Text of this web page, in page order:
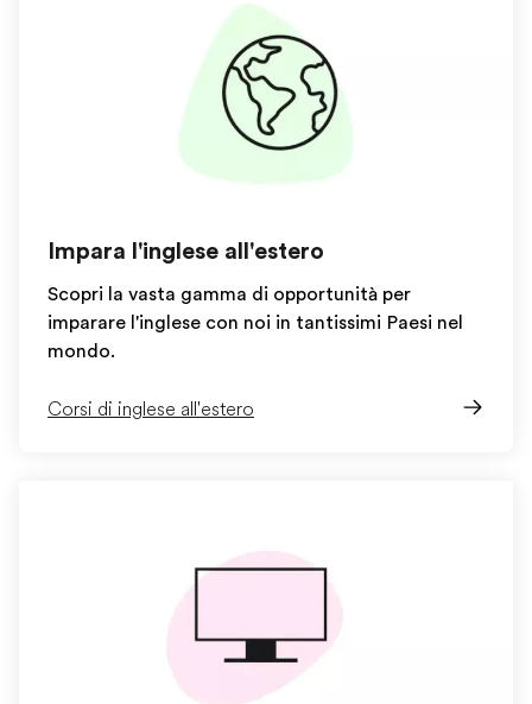
Impara l'inglese all'estero
Scopri la vasta gamma di opportunità per
imparare l'inglese con noi in tantissimi Paesi nel
mondo.
Corsi di inglese all'estero